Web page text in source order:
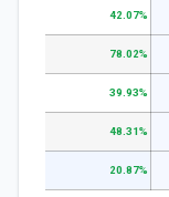
42.07%
78.02%
39.93%
48.31%
20.87%